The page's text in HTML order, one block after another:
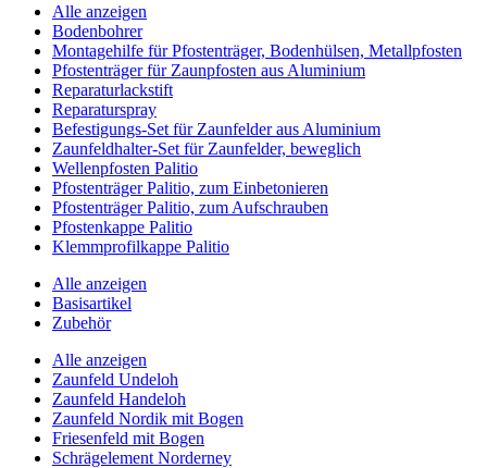
Alle anzeigen
Bodenbohrer
Montagehilfe für Pfostenträger, Bodenhülsen, Metallpfosten
Pfostenträger für Zaunpfosten aus Aluminium
Reparaturlackstift
Reparaturspray
Befestigungs-Set für Zaunfelder aus Aluminium
Zaunfeldhalter-Set für Zaunfelder, beweglich
Wellenpfosten Palitio
Pfostenträger Palitio, zum Einbetonieren
Pfostenträger Palitio, zum Aufschrauben
Pfostenkappe Palitio
Klemmprofilkappe Palitio
Alle anzeigen
Basisartikel
Zubehör
Alle anzeigen
Zaunfeld Undeloh
Zaunfeld Handeloh
Zaunfeld Nordik mit Bogen
Friesenfeld mit Bogen
Schrägelement Norderney